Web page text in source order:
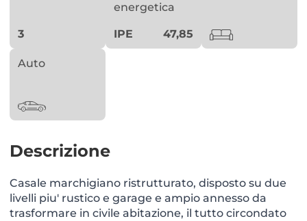
3
energetica
IPE 47,85
Auto
Descrizione
Casale marchigiano ristrutturato, disposto su due
livelli piu' rustico e garage e ampio annesso da
trasformare in civile abitazione, il tutto circondato